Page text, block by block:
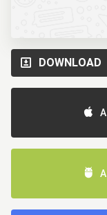
DOWNLOAD